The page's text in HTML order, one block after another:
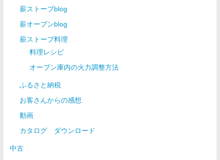
薪ストーブblog
薪オーブンblog
薪ストーブ料理
料理レシピ
オーブン庫内の火力調整方法
ふるさと納税
お客さんからの感想
動画
カタログ ダウンロード
中古